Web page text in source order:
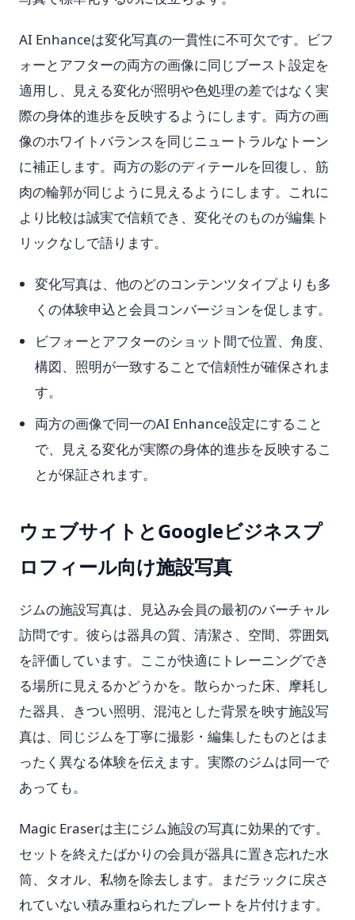
AI Enhanceは変化写真の一貫性に不可欠です。ビフ
ォーとアフターの両方の画像に同じブースト設定を
適用し、見える変化が照明や色処理の差ではなく実
際の身体的進歩を反映するようにします。両方の画
像のホワイトバランスを同じニュートラルなトーン
に補正します。両方の影のディテールを回復し、筋
肉の輪郭が同じように見えるようにします。これに
より比較は誠実で信頼でき、変化そのものが編集ト
リックなしで語ります。
変化写真は、他のどのコンテンツタイプよりも多
くの体験申込と会員コンバージョンを促します。
ビフォーとアフターのショット間で位置、角度、
構図、照明が一致することで信頼性が確保されま
す。
両方の画像で同一のAI Enhance設定にすること
で、見える変化が実際の身体的進歩を反映するこ
とが保証されます。
ウェブサイトとGoogleビジネスプ
ロフィール向け施設写真
ジムの施設写真は、見込み会員の最初のバーチャル
訪問です。彼らは器具の質、清潔さ、空間、雰囲気
を評価しています。ここが快適にトレーニングでき
る場所に見えるかどうかを。散らかった床、摩耗し
た器具、きつい照明、混沌とした背景を映す施設写
真は、同じジムを丁寧に撮影・編集したものとはま
ったく異なる体験を伝えます。実際のジムは同一で
あっても。
Magic Eraserは主にジム施設の写真に効果的です。
セットを終えたばかりの会員が器具に置き忘れた水
筒、タオル、私物を除去します。まだラックに戻さ
れていない積み重ねられたプレートを片付けます。